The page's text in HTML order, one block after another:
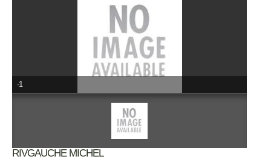
-1
RIVGAUCHE MICHEL